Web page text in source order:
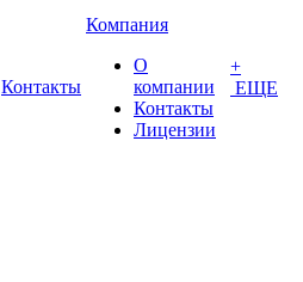
Контакты
Компания
О
компании
Контакты
Лицензии
+
ЕЩЕ